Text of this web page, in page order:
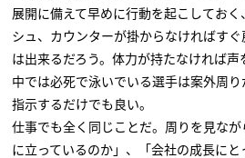
展開に備えて早めに行動を起こしてお
シュ、カウンターが掛からなければす
は出来るだろう。体力が持たなければ
中では必死で泳いでいる選手は案外周
指示するだけでも良い。
仕事でも全く同じことだ。周りを見な
に立っているのか」、「会社の成長に